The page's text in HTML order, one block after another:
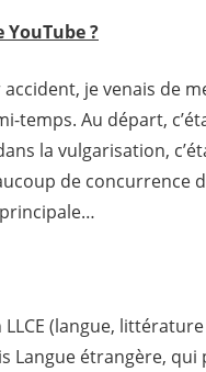
?
accident, je venais de
temps. Au départ,
la vulgarisation,
de concurrence
LLCE (langue,
Langue étrangère,